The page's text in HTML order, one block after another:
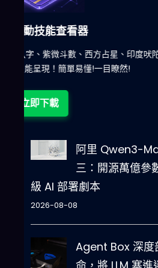
減少超過500萬個低概
阿里 Qwen3-
三：開源萬億參
級 AI 部署劇本
2026-08-08
Agent Box 深度